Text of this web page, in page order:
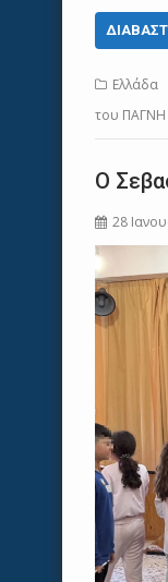
Ελλάδα
του ΠΑΓΝΗ
Ο
28